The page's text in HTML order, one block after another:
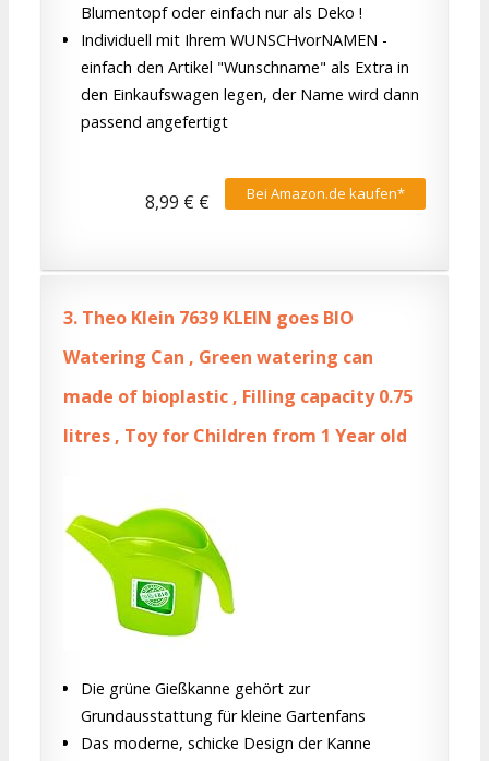
Blumentopf oder einfach nur als Deko !
Individuell mit Ihrem WUNSCHvorNAMEN -
einfach den Artikel "Wunschname" als Extra in
den Einkaufswagen legen, der Name wird dann
passend angefertigt
Bei Amazon.de kaufen*
8,99 € €
3. Theo Klein 7639 KLEIN goes BIO
Watering Can , Green watering can
made of bioplastic , Filling capacity 0.75
litres , Toy for Children from 1 Year old
Die grüne Gießkanne gehört zur
Grundausstattung für kleine Gartenfans
Das moderne, schicke Design der Kanne